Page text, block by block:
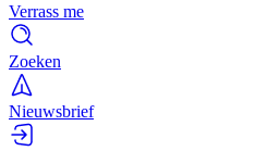
Verrass me
Zoeken
Nieuwsbrief